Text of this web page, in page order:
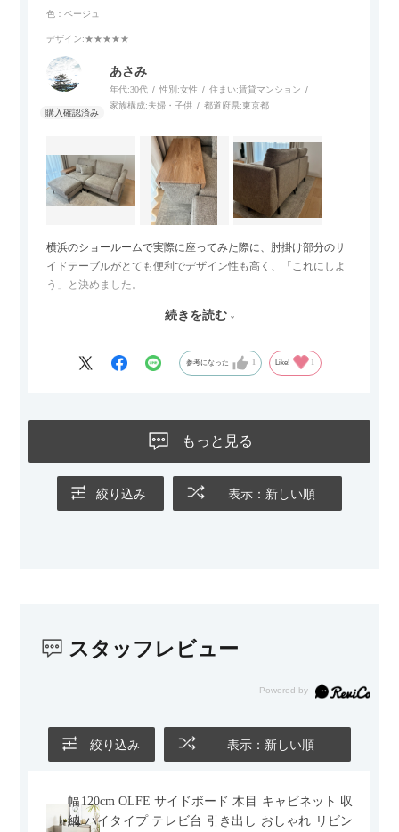
色：ベージュ
デザイン:★★★★★
あさみ
年代:30代 性別:女性 住まい:賃貸マンション
家族構成:夫婦・子供 都道府県:東京都
横浜のショールームで実際に座ってみた際に、肘掛け部分のサ
イドテーブルがとても便利でデザイン性も高く、「これにしよ
う」と決めました。
サイズは2.5人掛けですが、幅184cmとコンパクトなので圧迫感
グとのバランスもぴったりで、リビング全体がすっきり見えま
ないのもお気に入りのポイントです。さらに、わが家はソファ
の後ろ側を通ることも多い間取りなので、背面まできれいに仕
ても美しく、空間の印象を損ないません。
また、カウチのように足を伸ばしてくつろげるスタイルが理想
かせるため、普段はカウチとして使い、来客時には離してスツ
す。
続きを読む
参考になった Like!
もっと見る
絞り込み 表示：新しい順
スタッフレビュー
絞り込み 表示：新しい順
幅120cm OLFE サイドボード 木目 キャビネット 収
納 ハイタイプ テレビ台 引き出し おしゃれ リビン